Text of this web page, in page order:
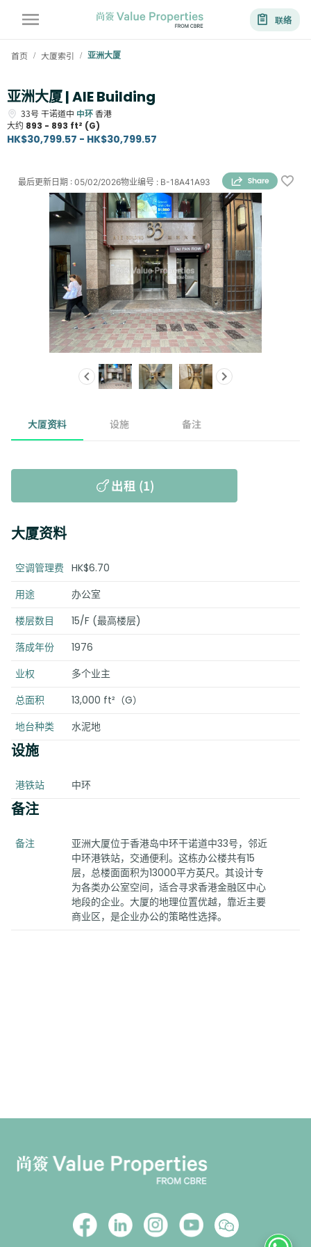
联络
首页 / 大厦索引 / 亚洲大厦
亚洲大厦 | AIE Building
33号 干诺道中 中环香港
大约 893 - 893 ft² (G)
HK$30,799.57 - HK$30,799.57
物业编号 : B-18A41A93
最后更新日期 : 05/02/2026
大厦资料 设施 备注
出租 (1)
大厦资料
空调管理费 HK$6.70
用途
办公室
楼层数目
15/F (最高楼层)
落成年份
1976
业权
多个业主
总面积
13,000 ft²（G）
地台种类
水泥地
设施
港铁站 中环
备注
备注
亚洲大厦位于香港岛中环干诺道中33号，邻近
中环港铁站，交通便利。这栋办公楼共有15
层，总楼面面积为13000平方英尺。其设计专
为各类办公室空间，适合寻求香港金融区中心
地段的企业。大厦的地理位置优越，靠近主要
商业区，是企业办公的策略性选择。